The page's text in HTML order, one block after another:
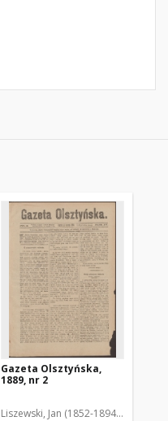
Gazeta Olsztyńska,
1889, nr 2
Liszewski, Jan (1852-1894). Red.